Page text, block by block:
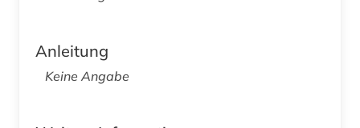
Anleitung
Keine Angabe